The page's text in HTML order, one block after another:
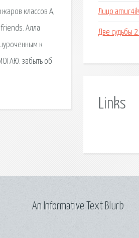
классов А,
Алла
к
забыть об
Лицо
Две судьбы 2
Links
An Informative Text Blurb